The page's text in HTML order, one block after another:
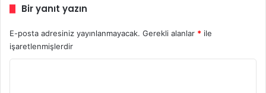
Bir yanıt yazın
E-posta adresiniz yayınlanmayacak. Gerekli alanlar * ile
işaretlenmişlerdir